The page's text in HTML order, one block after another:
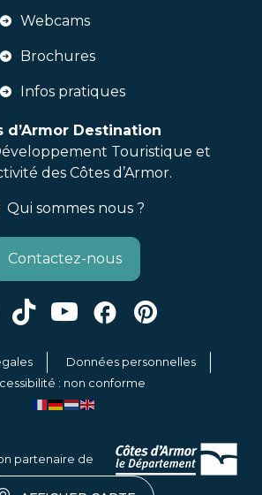
Webcams
Brochures
Infos pratiques
d’Armor Destination
Touristique et
des Côtes d’Armor.
Qui sommes nous ?
Contactez-nous
Données personnelles
: non conforme
partenaire de